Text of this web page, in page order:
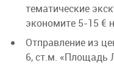
Венеция».
Свободное время.
Возможность
тематические
экономите 5-15 €
Отправление из
6, ст.м. «Площадь